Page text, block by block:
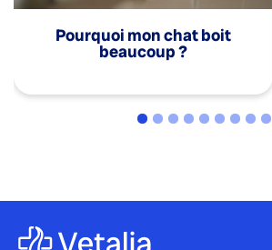
Pourquoi mon chat boit
beaucoup ?